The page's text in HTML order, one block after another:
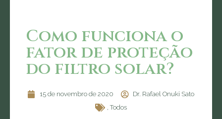
Como funciona o
fator de proteção
do filtro solar?
15 de novembro de 2020
Dr. Rafael Onuki Sato
, Todos